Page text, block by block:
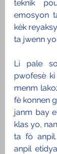
teknik
emosyon
kèk
ta jwenn
Li pale
pwofesè
menm
fè konnen
janm bay
klas yo,
ta fò
anpil